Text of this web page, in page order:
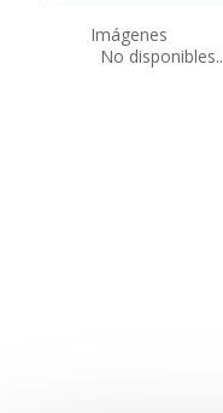
Imágenes
No disponibles..